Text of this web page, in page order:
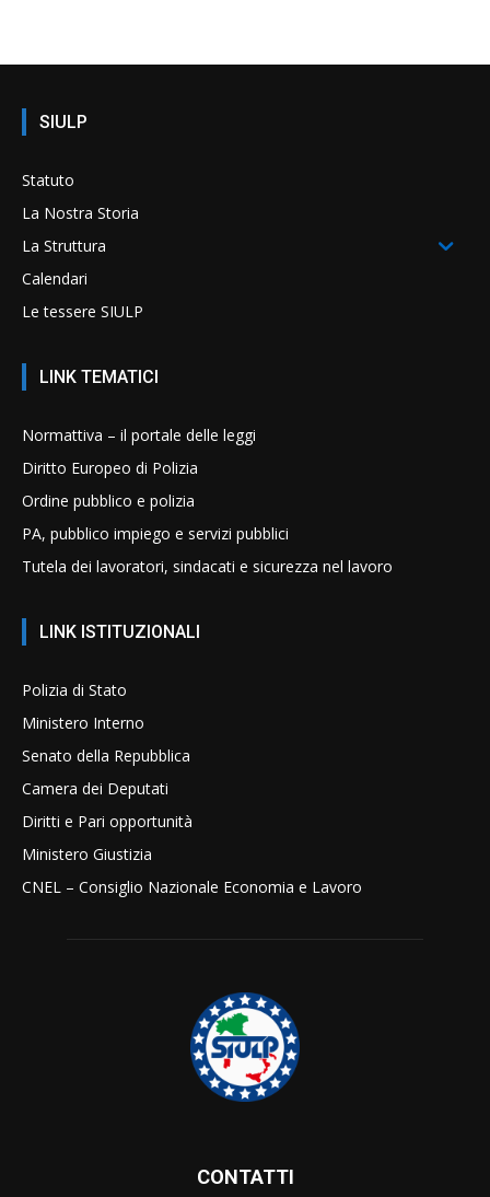
SIULP
Statuto
La Nostra Storia
La Struttura
Calendari
Le tessere SIULP
LINK TEMATICI
Normattiva – il portale delle leggi
Diritto Europeo di Polizia
Ordine pubblico e polizia
PA, pubblico impiego e servizi pubblici
Tutela dei lavoratori, sindacati e sicurezza nel lavoro
LINK ISTITUZIONALI
Polizia di Stato
Ministero Interno
Senato della Repubblica
Camera dei Deputati
Diritti e Pari opportunità
Ministero Giustizia
CNEL – Consiglio Nazionale Economia e Lavoro
CONTATTI